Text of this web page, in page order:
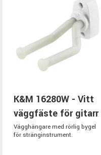
K&M 16280W - Vitt
väggfäste för gitarr
Vägghängare med rörlig bygel
för stränginstrument.